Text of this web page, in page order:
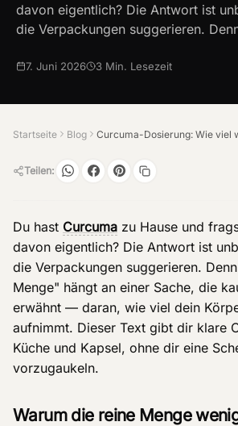
davon eigentlich? Die Antwort ist
die Verpackungen suggerieren.
7. Juni 2026 3 Min. Lesezeit
Startseite Blog Curcuma-Dosierung: Wie viel
Teilen:
Du hast Curcuma zu Hause und
davon eigentlich? Die Antwort ist
die Verpackungen suggerieren.
Menge" hängt an einer Sache, die
erwähnt — daran, wie viel dein
aufnimmt. Dieser Text gibt dir klare
Küche und Kapsel, ohne dir eine
vorzugaukeln.
Warum die reine Menge